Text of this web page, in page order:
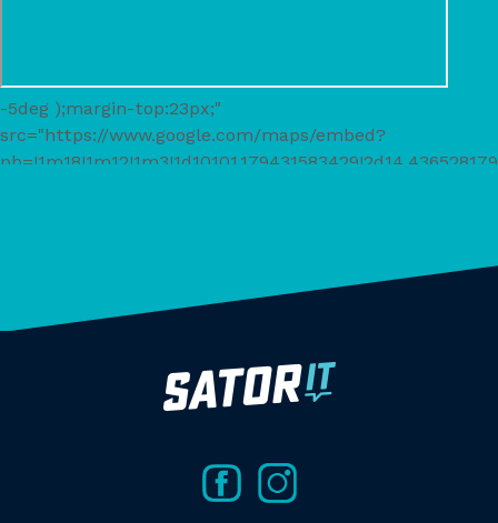
-5deg );margin-top:23px;"
src="https://www.google.com/maps/embed?